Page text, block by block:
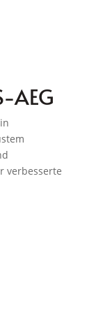
AEG
verbesserte